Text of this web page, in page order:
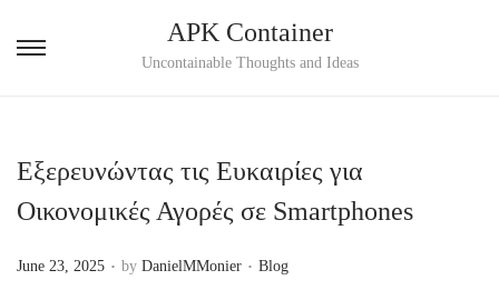
S
t
o
S
t
o
APK Container
Uncontainable Thoughts and Ideas
Εξερευνώντας τις Ευκαιρίες για
Οικονομικές Αγορές σε Smartphones
P
June 23, 2025 . by DanielMMonier . P
Blog